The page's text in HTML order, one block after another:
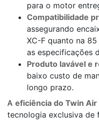
para o motor
Compatibilidade
assegurando
XC-F quanto na
as especificações
Produto lavável e
baixo custo de
longo prazo.
A eficiência do Twin Air
tecnologia exclusiva de